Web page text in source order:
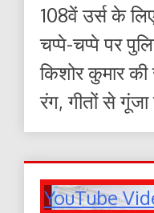
108वें उर्स के
चप्पे-चप्पे पर
किशोर कुमार
रंग, गीतों से गूंजा
YouTube